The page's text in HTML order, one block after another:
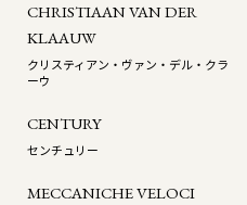
CHRISTIAAN VAN DER
KLAAUW
クリスティアン・ヴァン・デル・クラ
ーウ
CENTURY
センチュリー
MECCANICHE VELOCI